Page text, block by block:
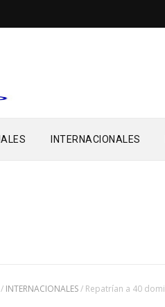
INTERNACIONALES
/ INTERNACIONALES/ Repatrían a 40